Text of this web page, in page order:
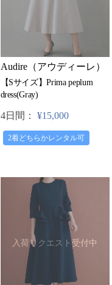
Audire（アウディーレ）
【Sサイズ】Prima peplum
dress(Gray)
4日間： ¥15,000
2着どちらかレンタル可
入荷リクエスト受付中